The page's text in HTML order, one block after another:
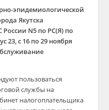
эпидемиологической
Якутска
N5 по РС(Я) по
23, с 16 по 29 ноября
пользоваться
службы на
налогоплательщика